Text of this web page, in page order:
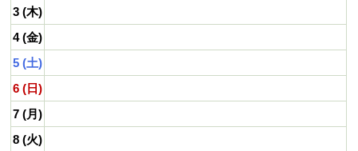
3 (木)
4 (金)
5 (土)
6 (日)
7 (月)
8 (火)